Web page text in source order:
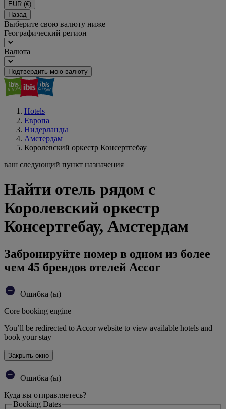
EUR (€)
Назад
Выберите свою валюту ниже
Географический регион
Валюта
Подтвердить мою валюту
Hotels
Европа
Нидерланды
Амстердам
Королевский оркестр Консертгебау
ваш следующий пункт назначения
Найти отель рядом с
Королевский оркестр
Консертгебау, Амстердам
Забронируйте номер в одном из более
чем 45 брендов отелей Accor
Ошибка (ы)
Core booking engine
You’ll be redirected to Accor website to view available hotels and
book your stay
Закрыть окно
Ошибка (ы)
Куда вы отправляетесь?
Booking Dates